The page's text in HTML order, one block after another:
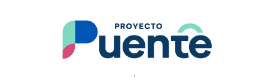
.